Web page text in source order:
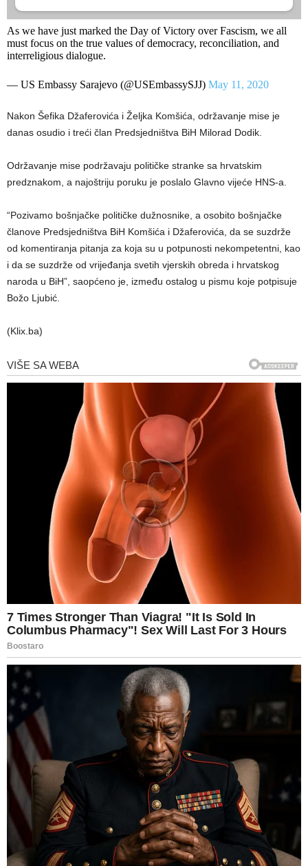
As we have just marked the Day of Victory over Fascism, we all
must focus on the true values of democracy, reconciliation, and
interreligious dialogue.
— US Embassy Sarajevo (@USEmbassySJJ) May 11, 2020
Nakon Šefika Džaferovića i Željka Komšića, održavanje mise je
danas osudio i treći član Predsjedništva BiH Milorad Dodik.
Održavanje mise podržavaju političke stranke sa hrvatskim
predznakom, a najoštriju poruku je poslalo Glavno vijeće HNS-a.
“Pozivamo bošnjačke političke dužnosnike, a osobito bošnjačke
članove Predsjedništva BiH Komšića i Džaferovića, da se suzdrže
od komentiranja pitanja za koja su u potpunosti nekompetentni, kao
i da se suzdrže od vrijeđanja svetih vjerskih obreda i hrvatskog
naroda u BiH”, saopćeno je, između ostalog u pismu koje potpisuje
Božo Ljubić.
(Klix.ba)